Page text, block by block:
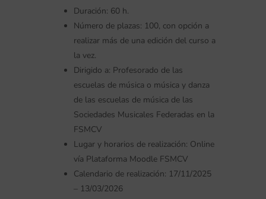
Duración: 60 h.
Número de plazas: 100, con opción a
realizar más de una edición del curso a
la vez.
Dirigido a: Profesorado de las
escuelas de música o música y danza
de las escuelas de música de las
Sociedades Musicales Federadas en la
FSMCV
Lugar y horarios de realización: Online
vía Plataforma Moodle FSMCV
Calendario de realización: 17/11/2025
– 13/03/2026